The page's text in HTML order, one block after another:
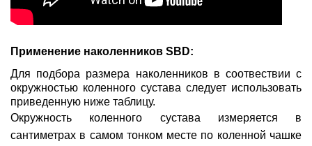
Применение наколенников SBD:
Для подбора размера наколенников в соотвествии с
окружностью коленного сустава следует использовать
приведенную ниже таблицу.
Окружность коленного сустава измеряется в
сантиметрах в самом тонком месте по коленной чашке